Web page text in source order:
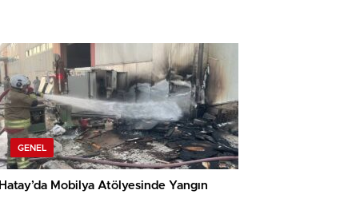
GENEL
Hatay’da Mobilya Atölyesinde Yangın